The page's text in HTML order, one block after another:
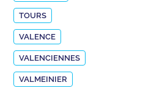
TOURS
VALENCE
VALENCIENNES
VALMEINIER